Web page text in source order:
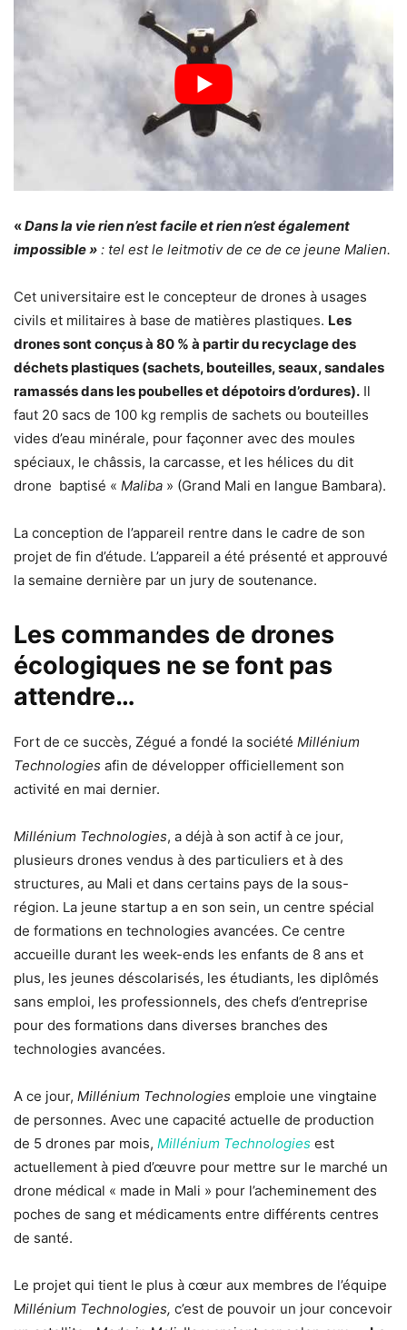
«Dans la vie rien n’est facile et rien n’est également
impossible » : tel est le leitmotiv de ce de ce jeune Malien.
Cet universitaire est le concepteur de drones à usages
civils et militaires à base de matières plastiques. Les
drones sont conçus à 80 % à partir du recyclage des
déchets plastiques (sachets, bouteilles, seaux, sandales
ramassés dans les poubelles et dépotoirs d’ordures). Il
faut 20 sacs de 100 kg remplis de sachets ou bouteilles
vides d’eau minérale, pour façonner avec des moules
spéciaux, le châssis, la carcasse, et les hélices du dit
drone baptisé « Maliba » (Grand Mali en langue Bambara).
La conception de l’appareil rentre dans le cadre de son
projet de fin d’étude. L’appareil a été présenté et approuvé
la semaine dernière par un jury de soutenance.
Les commandes de drones
écologiques ne se font pas
attendre…
Fort de ce succès, Zégué a fondé la société Millénium
Technologies afin de développer officiellement son
activité en mai dernier.
Millénium Technologies, a déjà à son actif à ce jour,
plusieurs drones vendus à des particuliers et à des
structures, au Mali et dans certains pays de la sous-
région. La jeune startup a en son sein, un centre spécial
de formations en technologies avancées. Ce centre
accueille durant les week-ends les enfants de 8 ans et
plus, les jeunes déscolarisés, les étudiants, les diplômés
sans emploi, les professionnels, des chefs d’entreprise
pour des formations dans diverses branches des
technologies avancées.
A ce jour, Millénium Technologies emploie une vingtaine
de personnes. Avec une capacité actuelle de production
de 5 drones par mois, Millénium Technologies est
actuellement à pied d’œuvre pour mettre sur le marché un
drone médical « made in Mali » pour l’acheminement des
poches de sang et médicaments entre différents centres
de santé.
Le projet qui tient le plus à cœur aux membres de l’équipe
Millénium Technologies, c’est de pouvoir un jour concevoir